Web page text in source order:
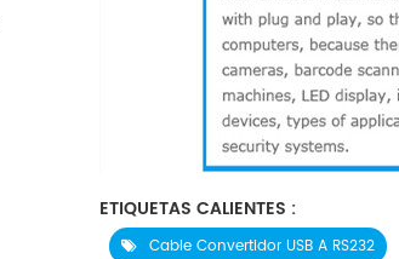
ETIQUETAS CALIENTES :
Cable Convertidor USB A RS232